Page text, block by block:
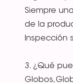
Siempre
de la
Inspección
3. ¿Qué